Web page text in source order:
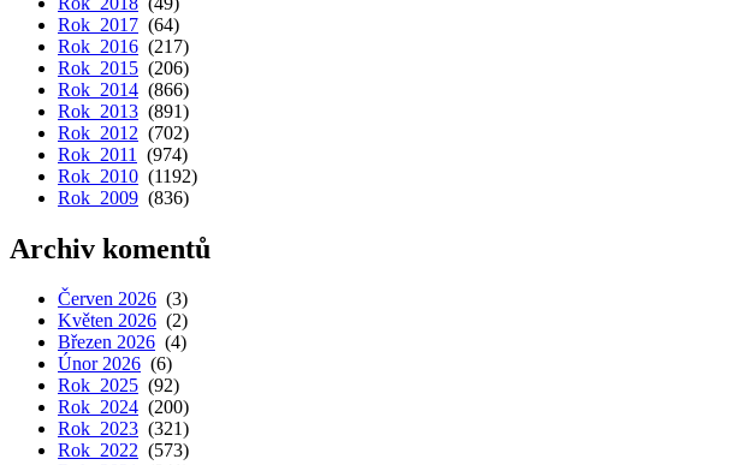
Rok 2017 (64)
Rok 2016 (217)
Rok 2015 (206)
Rok 2014 (866)
Rok 2013 (891)
Rok 2012 (702)
Rok 2011
(974)
Rok 2010 (1192)
Rok 2009 (836)
Archiv komentů
Červen 2026 (3)
Květen 2026 (2)
Březen 2026 (4)
Únor 2026 (6)
Rok 2025 (92)
Rok 2024 (200)
Rok 2023 (321)
Rok 2022 (573)